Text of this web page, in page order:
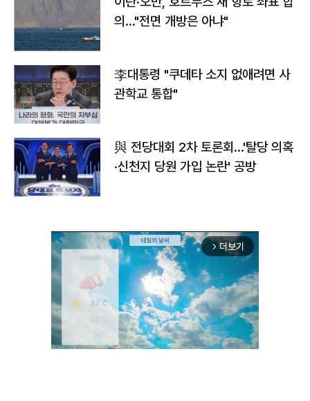
의…"전면 개방은 아냐"
李대통령 "쿠데타 소지 없애려면 사
관학교 통합"
與 전당대회 2차 토론회…'탈당 의혹
·신천지 당원 가입 논란' 공방
arrow_forward_ios 더보기